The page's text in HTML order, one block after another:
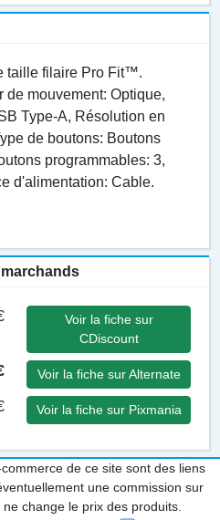
taille filaire Pro Fit™.
de mouvement: Optique,
Type-A, Résolution en
de boutons: Boutons
programmables: 3,
d'alimentation: Cable.
Voir la fiche sur
CDiscount
Voir la fiche sur Alternate
Voir la fiche sur Pixmania
de ce site sont des liens
une commission sur
change le prix des produits.